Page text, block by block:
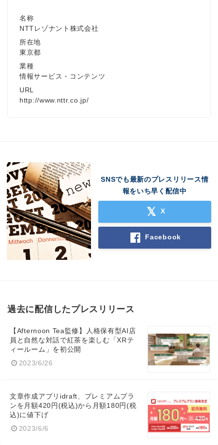
名称
NTTレゾナント株式会社
所在地
東京都
業種
情報サービス・コンテンツ
URL
http://www.nttr.co.jp/
SNSでも最新のプレスリリース情
報をいち早く配信中
X
Facebook
過去に配信したプレスリリース
【Afternoon Tea監修】人格保有型AI店
員と自然な対話で紅茶を楽しむ「XRテ
ィールーム」を初公開
2023/6/26
文章作成アプリidraft、プレミアムプラ
ンを月額420円(税込)から月額180円(税
込)に値下げ
2023/6/6